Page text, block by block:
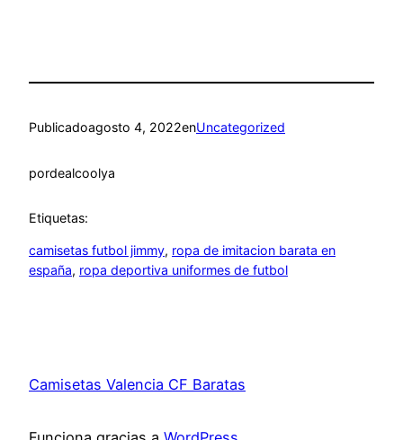
Publicadoagosto 4, 2022enUncategorized
pordealcoolya
Etiquetas:
camisetas futbol jimmy, ropa de imitacion barata en
españa, ropa deportiva uniformes de futbol
Camisetas Valencia CF Baratas